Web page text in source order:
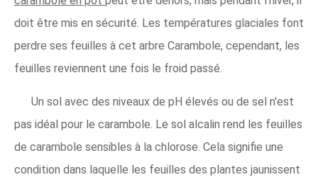
doit être mis en sécurité. Les températures glaciales font
perdre ses feuilles à cet arbre Carambole, cependant, les
feuilles reviennent une fois le froid passé.
Un sol avec des niveaux de pH élevés ou de sel n'est
pas idéal pour le carambole. Le sol alcalin rend les feuilles
de carambole sensibles à la chlorose. Cela signifie une
condition dans laquelle les feuilles des plantes jaunissent